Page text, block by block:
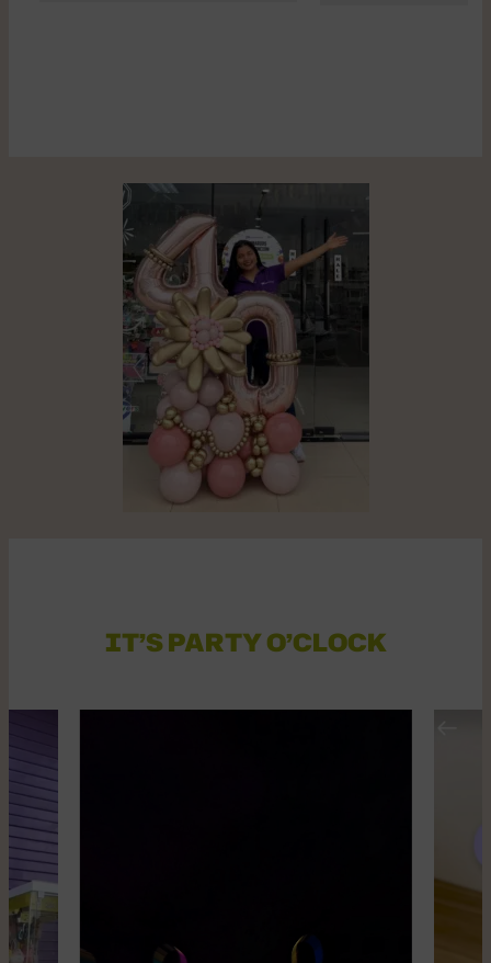
IT’S PARTY O’CLOCK